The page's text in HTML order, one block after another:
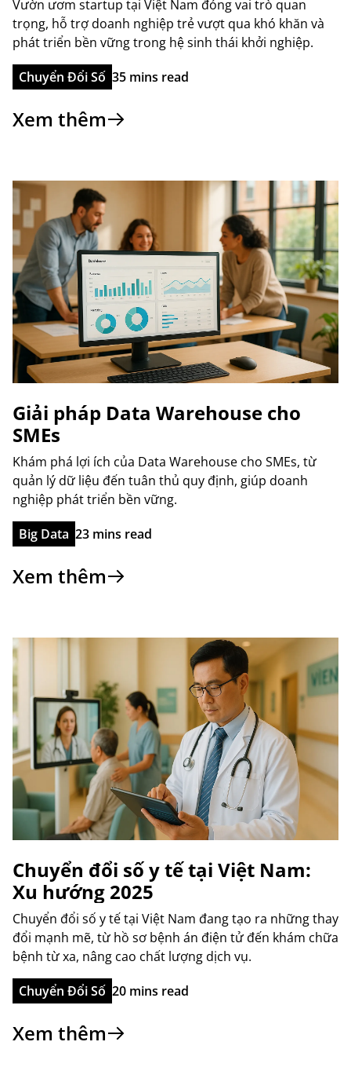
Vườn ươm startup tại Việt Nam đóng vai trò quan
trọng, hỗ trợ doanh nghiệp trẻ vượt qua khó khăn và
phát triển bền vững trong hệ sinh thái khởi nghiệp.
Chuyển Đổi Số 35 mins read
Xem thêm
Giải pháp Data Warehouse cho
SMEs
Khám phá lợi ích của Data Warehouse cho SMEs, từ
quản lý dữ liệu đến tuân thủ quy định, giúp doanh
nghiệp phát triển bền vững.
Big Data 23 mins read
Xem thêm
Chuyển đổi số y tế tại Việt Nam:
Xu hướng 2025
Chuyển đổi số y tế tại Việt Nam đang tạo ra những thay
đổi mạnh mẽ, từ hồ sơ bệnh án điện tử đến khám chữa
bệnh từ xa, nâng cao chất lượng dịch vụ.
Chuyển Đổi Số 20 mins read
Xem thêm